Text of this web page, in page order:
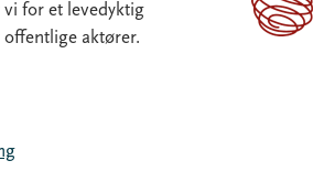
for et levedyktig
aktører.